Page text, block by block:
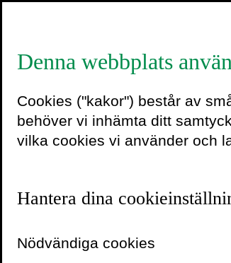
Helene
Denna webbplats
Cookies ("kakor") består av
behöver vi inhämta ditt
vilka cookies vi använder och
Hantera dina
Nödvändiga cookies